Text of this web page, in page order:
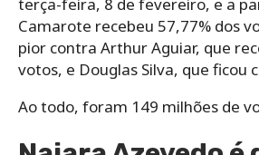
Camarote recebeu 57,77% dos
pior contra Arthur Aguiar, que
votos, e Douglas Silva, que ficou
Ao todo, foram 149 milhões de